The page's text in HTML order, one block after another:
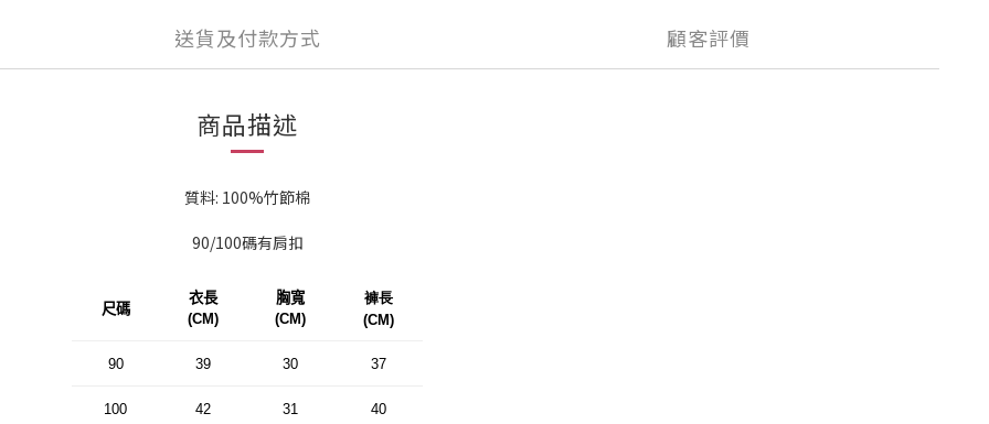
送貨及付款方式 顧客評價
商品描述
質料: 100%竹節棉
90/100碼有肩扣
尺碼
衣長
(CM)
胸寬
(CM)
褲長
(CM)
90 39 30 37
100 42 31 40